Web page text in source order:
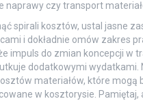
naprawy czy transport
spirali kosztów, ustal jasne
i dokładnie omów zakres
impuls do zmian koncepcji w
dodatkowymi wydatkami.
materiałów, które mogą
w kosztorysie. Pamiętaj,